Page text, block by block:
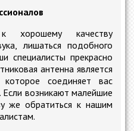
хорошему качеству
лишаться подобного
специалисты прекрасно
антенна является
соединяет вас
возникают малейшие
же обратиться к нашим